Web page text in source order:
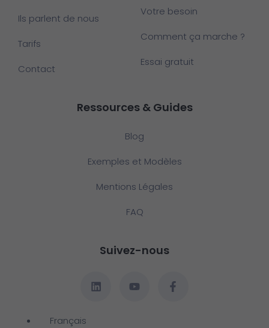
Ils parlent de nous
Tarifs
Contact
Votre besoin
Comment ça marche ?
Essai gratuit
Ressources & Guides
Blog
Exemples et Modèles
Mentions Légales
FAQ
Suivez-nous
Français